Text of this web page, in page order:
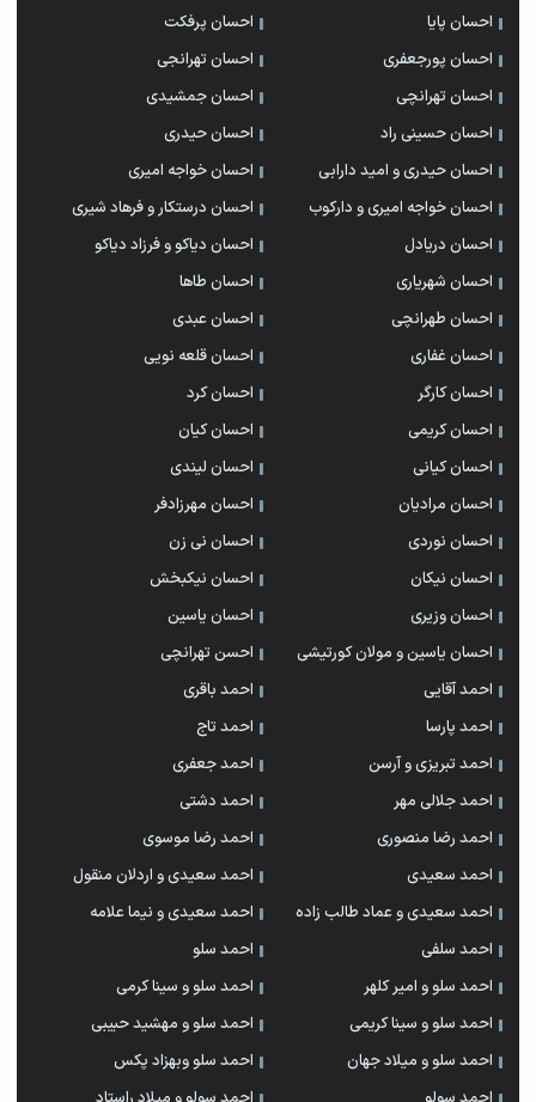
احسان پایا
احسان پرفکت
احسان پورجعفری
احسان تهرانجی
احسان تهرانچی
احسان جمشیدی
احسان حسینی راد
احسان حیدری
احسان حیدری و امید دارابی
احسان خواجه امیری
احسان خواجه امیری و دارکوب
احسان درستكار و فرهاد شيرى
احسان دریادل
احسان دیاکو و فرزاد دیاکو
احسان شهریاری
احسان طاها
احسان طهرانچی
احسان عبدی
احسان غفاری
احسان قلعه نویی
احسان کارگر
احسان کرد
احسان کریمی
احسان کیان
احسان کیانی
احسان لیندی
احسان مرادیان
احسان مهرزادفر
احسان نوردی
احسان نی زن
احسان نیکان
احسان نیکبخش
احسان وزیری
احسان یاسین
احسان یاسین و مولان کورتیشی
احسن تهرانچی
احمد آقایی
احمد باقری
احمد پارسا
احمد تاج
احمد تبریزی و آرسن
احمد جعفری
احمد جلالی مهر
احمد دشتی
احمد رضا منصوری
احمد رضا موسوی
احمد سعیدی
احمد سعیدی و اردلان منقول
احمد سعیدی و عماد طالب زاده
احمد سعیدی و نیما علامه
احمد سلفی
احمد سلو
احمد سلو و امیر کلهر
احمد سلو و سینا کرمی
احمد سلو و سینا کریمی
احمد سلو و مهشید حبیبی
احمد سلو و میلاد جهان
احمد سلو وبهزاد پکس